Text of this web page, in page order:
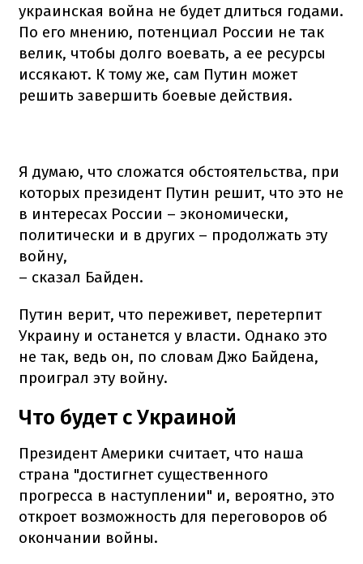
украинская война не будет длиться годами.
По его мнению, потенциал России не так
велик, чтобы долго воевать, а ее ресурсы
иссякают. К тому же, сам Путин может
решить завершить боевые действия.
Я думаю, что сложатся обстоятельства, при
которых президент Путин решит, что это не
в интересах России – экономически,
политически и в других – продолжать эту
войну,
– сказал Байден.
Путин верит, что переживет, перетерпит
Украину и останется у власти. Однако это
не так, ведь он, по словам Джо Байдена,
проиграл эту войну.
Что будет с Украиной
Президент Америки считает, что наша
страна "достигнет существенного
прогресса в наступлении" и, вероятно, это
откроет возможность для переговоров об
окончании войны.